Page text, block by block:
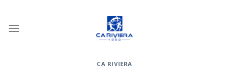
contenu
CA RIVIERA